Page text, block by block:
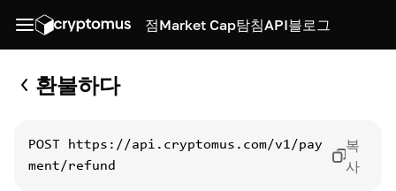
점Market Cap탐침API블로그
환불하다
POST
https://api.cryptomus.com/v1/pay
ment/refund
복
사